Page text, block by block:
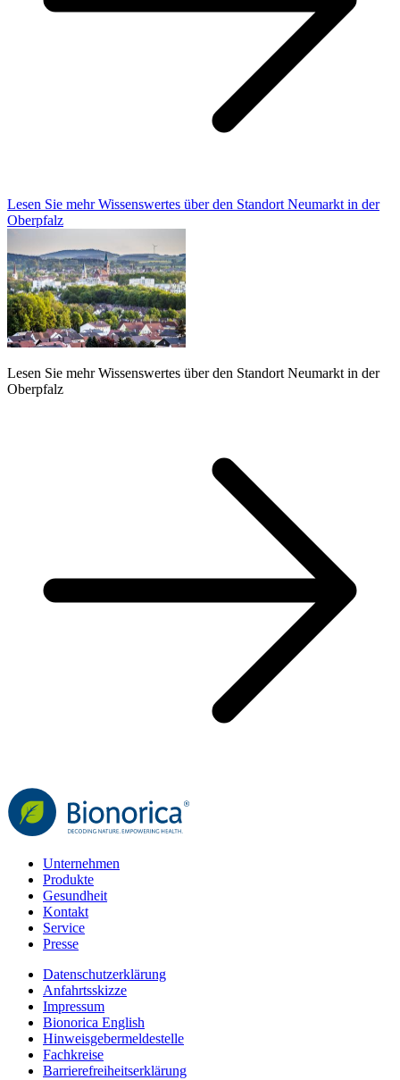
Lesen Sie mehr Wissenswertes über den Standort Neumarkt in der
Oberpfalz
Lesen Sie mehr Wissenswertes über den Standort Neumarkt in der
Oberpfalz
Unternehmen
Produkte
Gesundheit
Kontakt
Service
Presse
Datenschutzerklärung
Anfahrtsskizze
Impressum
Bionorica English
Hinweisgebermeldestelle
Fachkreise
Barrierefreiheitserklärung